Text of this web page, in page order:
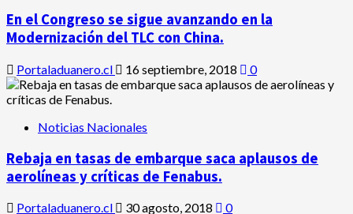
En el Congreso se sigue avanzando en la
Modernización del TLC con China.
Portaladuanero.cl 16 septiembre, 2018 0
Noticias Nacionales
Rebaja en tasas de embarque saca aplausos de
aerolíneas y críticas de Fenabus.
Portaladuanero.cl 30 agosto, 2018 0